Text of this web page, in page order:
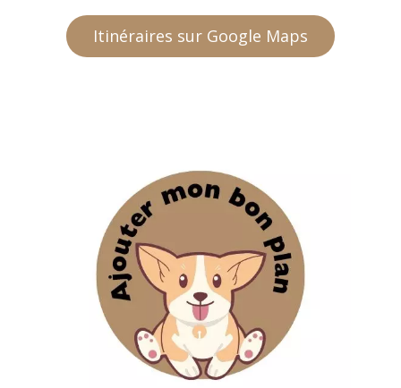
Itinéraires sur Google Maps